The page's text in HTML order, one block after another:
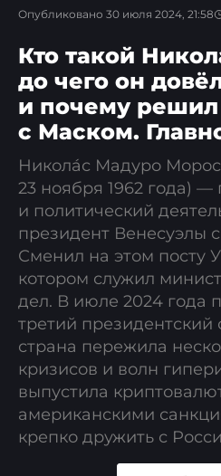
Опубликовано 30 июля 2024, 21:58
Кто такой
до чего он
и почему решил
с Маском.
Никола́с Мадуро
23 ноября 1962 года) —
и политический
президент Венесуэлы
Сменил на этом посту
котором служил
дел. В июле 2024 года
третий
страна пережила
кризисов и волн
выпустила
американскими
крепко дружить с